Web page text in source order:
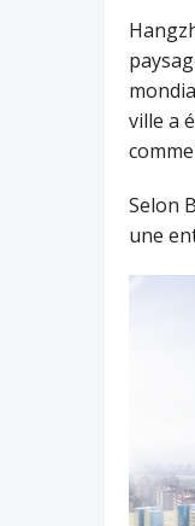
ville a
Selon
une